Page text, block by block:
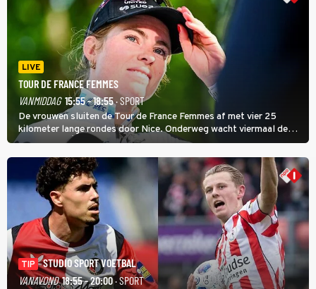
LIVE
TOUR DE FRANCE FEMMES
VANMIDDAG 15:55 - 18:55· SPORT
De vrouwen sluiten de Tour de France Femmes af met vier 25
kilometer lange rondes door Nice. Onderweg wacht viermaal de
zware Col d'Èze. Aan de finish op de Promenade des Anglais krijgt
de eindwinnaar de laatste gele trui.
TIP
STUDIO SPORT VOETBAL
VANAVOND 18:55 - 20:00· SPORT